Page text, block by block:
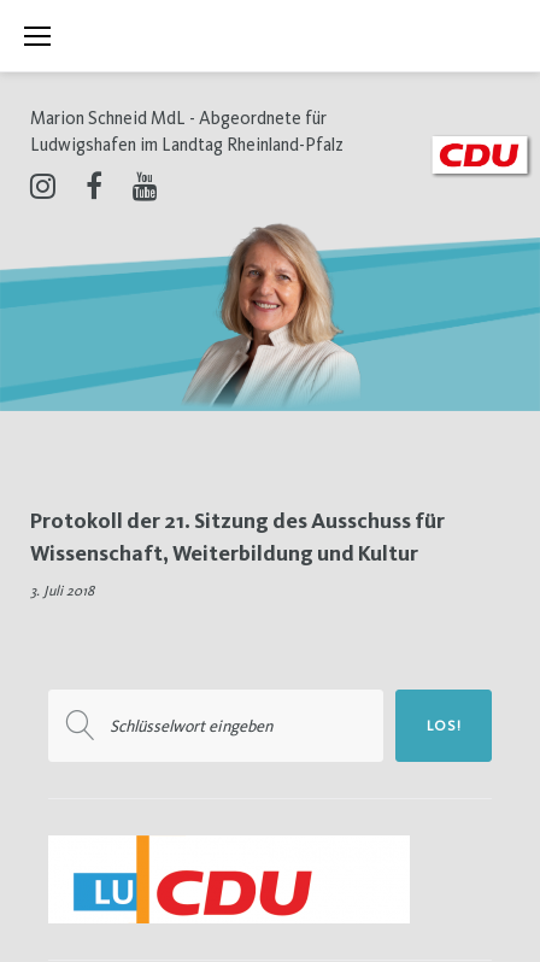
Inhalt
Marion Schneid MdL - Abgeordnete für
Ludwigshafen im Landtag Rheinland-Pfalz
Schlagwort:
Humanmedizin
Protokoll der 21. Sitzung des Ausschuss für
Wissenschaft, Weiterbildung und Kultur
3. Juli 2018
nach:
LOS!